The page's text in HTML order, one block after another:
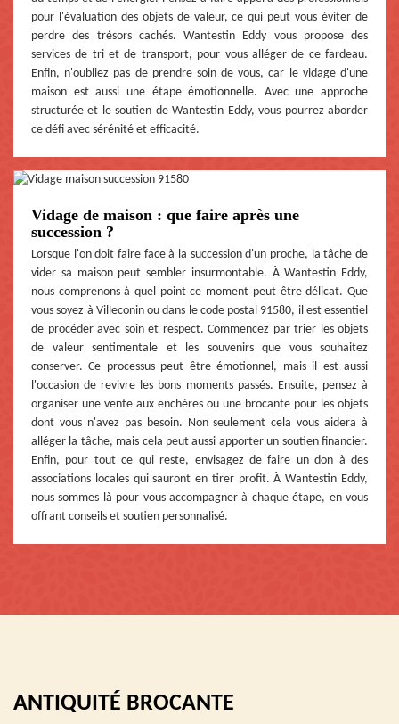
pour l'évaluation des objets de valeur, ce qui peut vous éviter de
perdre des trésors cachés. Wantestin Eddy vous propose des
services de tri et de transport, pour vous alléger de ce fardeau.
Enfin, n'oubliez pas de prendre soin de vous, car le vidage d'une
maison est aussi une étape émotionnelle. Avec une approche
structurée et le soutien de Wantestin Eddy, vous pourrez aborder
ce défi avec sérénité et efficacité.
Vidage de maison : que faire après une
succession ?
Lorsque l'on doit faire face à la succession d'un proche, la tâche de
vider sa maison peut sembler insurmontable. À Wantestin Eddy,
nous comprenons à quel point ce moment peut être délicat. Que
vous soyez à Villeconin ou dans le code postal 91580, il est essentiel
de procéder avec soin et respect. Commencez par trier les objets
de valeur sentimentale et les souvenirs que vous souhaitez
conserver. Ce processus peut être émotionnel, mais il est aussi
l'occasion de revivre les bons moments passés. Ensuite, pensez à
organiser une vente aux enchères ou une brocante pour les objets
dont vous n'avez pas besoin. Non seulement cela vous aidera à
alléger la tâche, mais cela peut aussi apporter un soutien financier.
Enfin, pour tout ce qui reste, envisagez de faire un don à des
associations locales qui sauront en tirer profit. À Wantestin Eddy,
nous sommes là pour vous accompagner à chaque étape, en vous
offrant conseils et soutien personnalisé.
ANTIQUITÉ BROCANTE